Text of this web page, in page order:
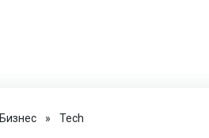
Бизнес » Tech